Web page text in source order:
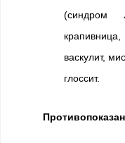
(синдром
васкулит,
глоссит.